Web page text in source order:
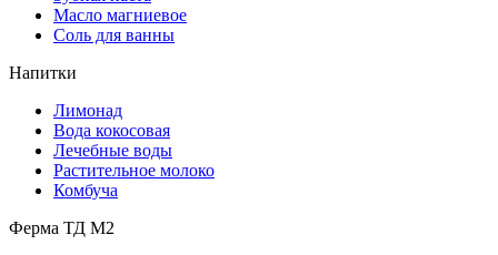
Масло магниевое
Соль для ванны
Напитки
Лимонад
Вода кокосовая
Лечебные воды
Растительное молоко
Комбуча
Ферма ТД М2